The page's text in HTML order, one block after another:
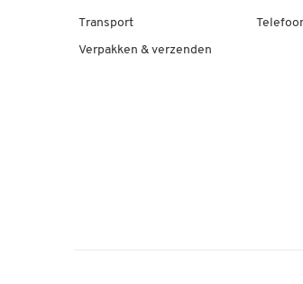
Transport
Verpakken & verzenden